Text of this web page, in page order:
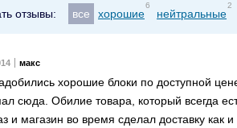
отзывы: все хорошие
6
нейтральные
2
макс
хорошие блоки по доступной
сюда. Обилие товара, который всегда
и магазин во время сделал доставку